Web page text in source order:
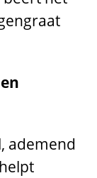
ademend